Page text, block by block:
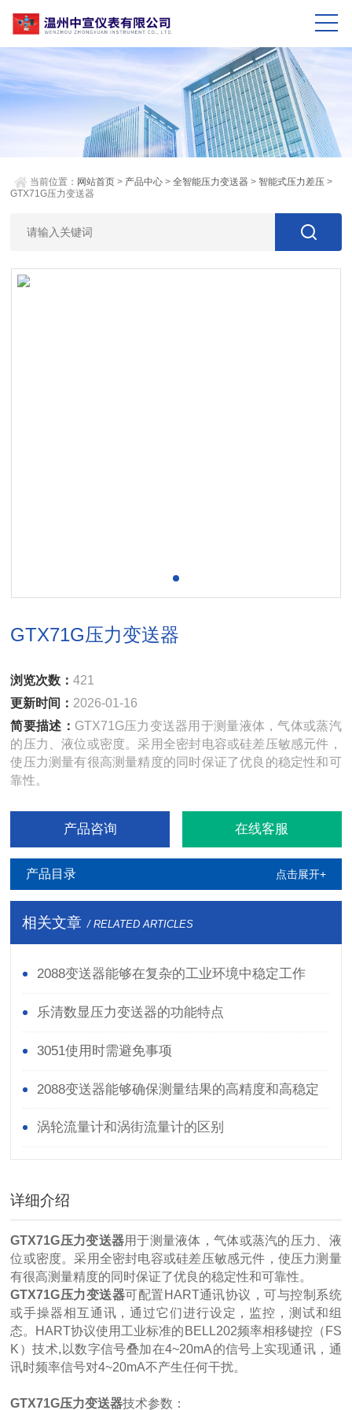
当前位置： 网站首页 > 产品中心 >全智能压力变送器 >智能式压力差压 >
GTX71G压力变送器
GTX71G压力变送器
浏览次数：421
更新时间： 2026-01-16
简要描述： GTX71G压力变送器用于测量液体，气体或蒸汽
的压力、液位或密度。采用全密封电容或硅差压敏感元件，
使压力测量有很高测量精度的同时保证了优良的稳定性和可
靠性。
产品咨询 在线客服
产品目录 点击展开+
相关文章 / RELATED ARTICLES
2088变送器能够在复杂的工业环境中稳定工作
乐清数显压力变送器的功能特点
3051使用时需避免事项
2088变送器能够确保测量结果的高精度和高稳定
性 涡轮流量计和涡街流量计的区别
详细介绍
GTX71G压力变送器用于测量液体，气体或蒸汽的压力、液
位或密度。采用全密封电容或硅差压敏感元件，使压力测量
有很高测量精度的同时保证了优良的稳定性和可靠性。
GTX71G压力变送器可配置HART通讯协议，可与控制系统
或手操器相互通讯，通过它们进行设定，监控，测试和组
态。HART协议使用工业标准的BELL202频率相移键控（FS
K）技术,以数字信号叠加在4~20mA的信号上实现通讯，通
讯时频率信号对4~20mA不产生任何干扰。
GTX71G压力变送器技术参数：